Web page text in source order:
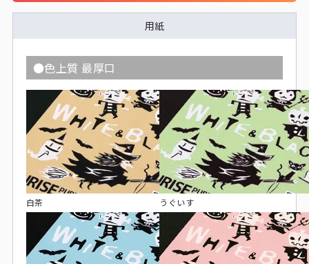
用紙
●色上質 最厚口
白茶 うぐいす